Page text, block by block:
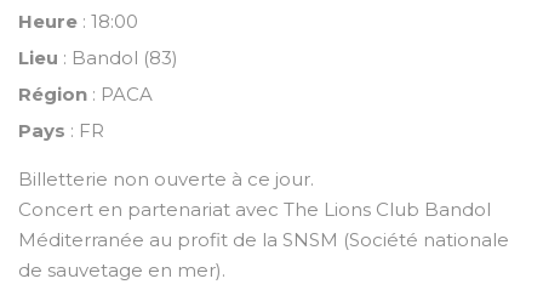
Heure : 18:00
Lieu : Bandol (83)
Région : PACA
Pays : FR
Billetterie non ouverte à ce jour.
Concert en partenariat avec The Lions Club Bandol
Méditerranée au profit de la SNSM (Société nationale
de sauvetage en mer).